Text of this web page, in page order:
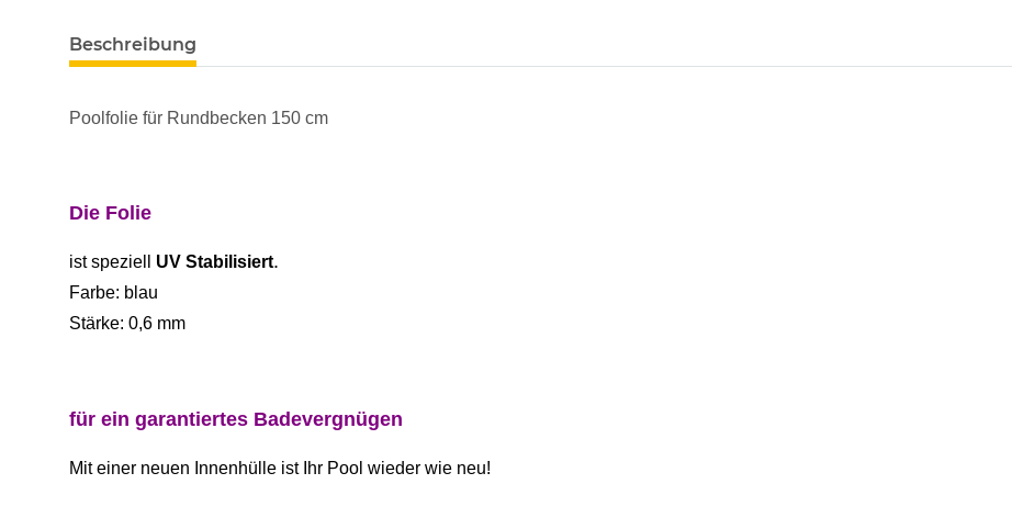
Beschreibung
Poolfolie für Rundbecken 150 cm
Die Folie
istspeziell UV Stabilisiert.
Farbe: blau
Stärke: 0,6 mm
für ein garantiertes Badevergnügen
Mit einer neuen Innenhülle ist Ihr Pool wieder wie neu!